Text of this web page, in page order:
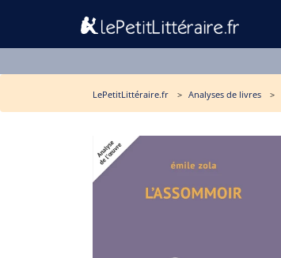
LePetitLittéraire.fr Analyses de livres